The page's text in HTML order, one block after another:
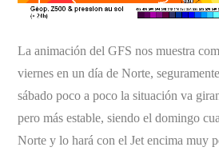
La animación del GFS nos muestra
viernes en un día de Norte,
sábado poco a poco la situación va
pero más estable, siendo el domingo
Norte y lo hará con el Jet encima muy